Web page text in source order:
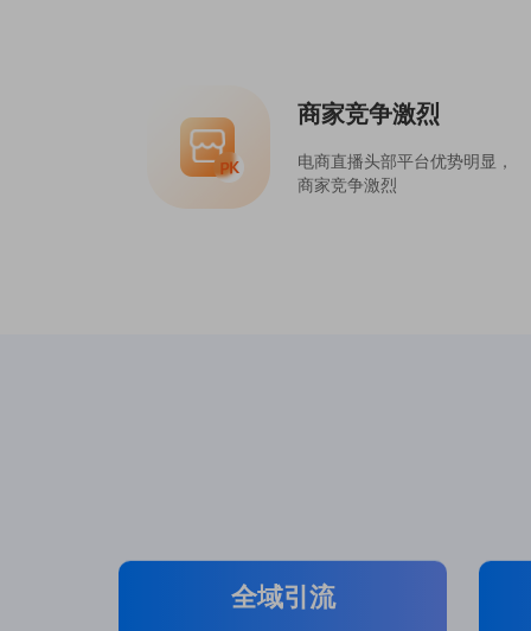
商家竞争激烈
电商直播头部平台优势明显，
商家竞争激烈
全域引流